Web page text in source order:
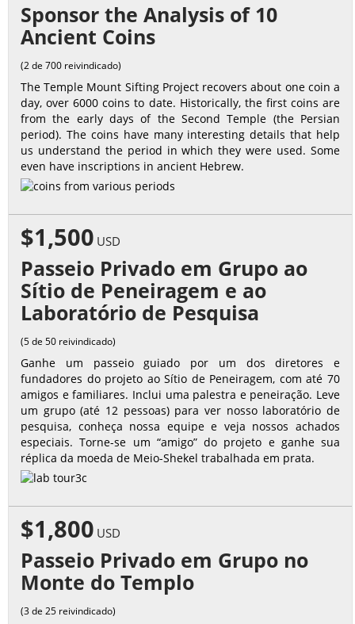
Sponsor the Analysis of 10
Ancient Coins
(2 de 700 reivindicado)
The Temple Mount Sifting Project recovers about one coin a
day, over 6000 coins to date. Historically, the first coins are
from the early days of the Second Temple (the Persian
period). The coins have many interesting details that help
us understand the period in which they were used. Some
even have inscriptions in ancient Hebrew.
$1,500 USD
Passeio Privado em Grupo ao
Sítio de Peneiragem e ao
Laboratório de Pesquisa
(5 de 50 reivindicado)
Ganhe um passeio guiado por um dos diretores e
fundadores do projeto ao Sítio de Peneiragem, com até 70
amigos e familiares. Inclui uma palestra e peneiração. Leve
um grupo (até 12 pessoas) para ver nosso laboratório de
pesquisa, conheça nossa equipe e veja nossos achados
especiais. Torne-se um “amigo” do projeto e ganhe sua
réplica da moeda de Meio-Shekel trabalhada em prata.
$1,800 USD
Passeio Privado em Grupo no
Monte do Templo
(3 de 25 reivindicado)